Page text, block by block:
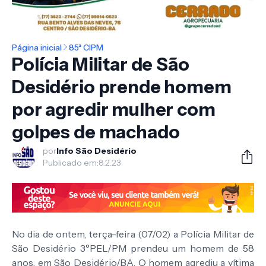
Página inicial 85ª CIPM
Polícia Militar de São
Desidério prende homem
por agredir mulher com
golpes de machado
porInfo São Desidério
Publicado em:8.2.23
No dia de ontem, terça-feira (07/02) a Polícia Militar de
São Desidério 3°PEL/PM prendeu um homem de 58
anos, em São Desidério/BA. O homem agrediu a vítima